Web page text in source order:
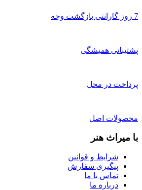
7 روز گارانتی بازگشت وجه
پشتیبانی همیشگی
پرداخت در محل
محصولات اصل
با میراث هنر
شرایط و قوانین
پیگیری سفارش
تماس با ما
درباره ما